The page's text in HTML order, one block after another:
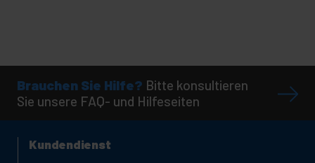
Brauchen Sie Hilfe? Bitte konsultieren
Sie unsere FAQ- und Hilfeseiten
Kundendienst